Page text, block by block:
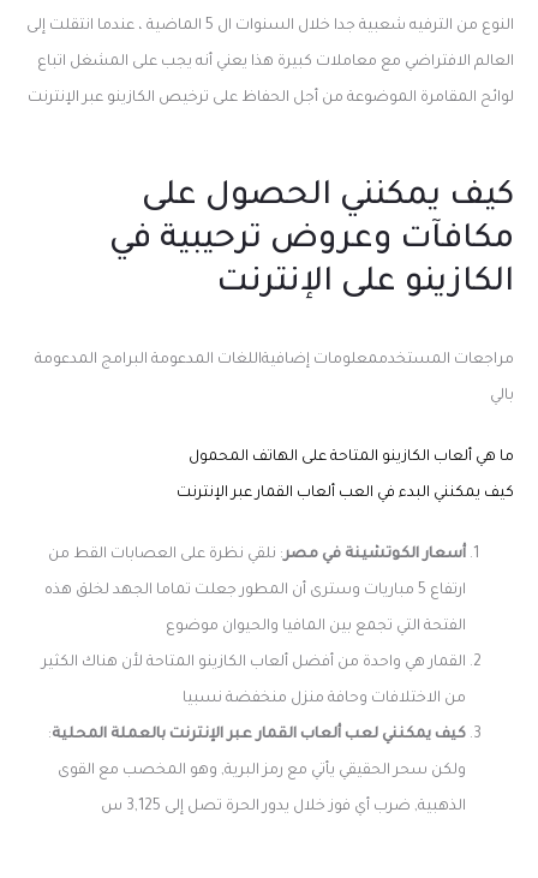
النوع من الترفيه شعبية جدا خلال السنوات ال 5 الماضية ، عندما انتقلت إلى
العالم الافتراضي مع معاملات كبيرة هذا يعني أنه يجب على المشغل اتباع
لوائح المقامرة الموضوعة من أجل الحفاظ على ترخيص الكازينو عبر الإنترنت
كيف يمكنني الحصول على
مكافآت وعروض ترحيبية في
الكازينو على الإنترنت
مراجعات المستخدممعلومات إضافيةاللغات المدعومة البرامج المدعومة
بالي
ما هي ألعاب الكازينو المتاحة على الهاتف المحمول
كيف يمكنني البدء في العب ألعاب القمار عبر الإنترنت
أسعار الكوتشينة في مصر: نلقي نظرة على العصابات القط من
ارتفاع 5 مباريات وسترى أن المطور جعلت تماما الجهد لخلق هذه
الفتحة التي تجمع بين المافيا والحيوان موضوع
القمار هي واحدة من أفضل ألعاب الكازينو المتاحة لأن هناك الكثير
من الاختلافات وحافة منزل منخفضة نسبيا
كيف يمكنني لعب ألعاب القمار عبر الإنترنت بالعملة المحلية:
ولكن سحر الحقيقي يأتي مع رمز البرية, وهو المخصب مع القوى
الذهبية, ضرب أي فوز خلال يدور الحرة تصل إلى 3,125 س